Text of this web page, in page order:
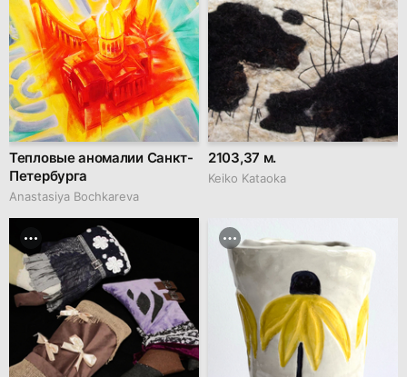
Тепловые аномалии Санкт-
Петербурга
Anastasiya Bochkareva
2103,37 м.
Keiko Kataoka